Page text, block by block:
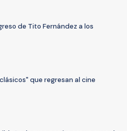
de Tito Fernández a los
que regresan al cine